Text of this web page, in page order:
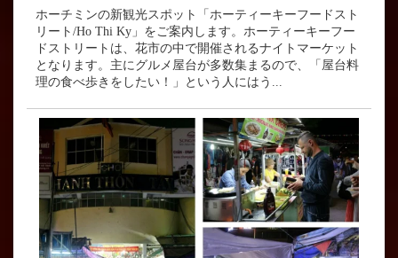
ホーチミンの新観光スポット「ホーティーキーフードスト
リート/Ho Thi Ky」をご案内します。ホーティーキーフー
ドストリートは、花市の中で開催されるナイトマーケット
となります。主にグルメ屋台が多数集まるので、「屋台料
理の食べ歩きをしたい！」という人にはう...